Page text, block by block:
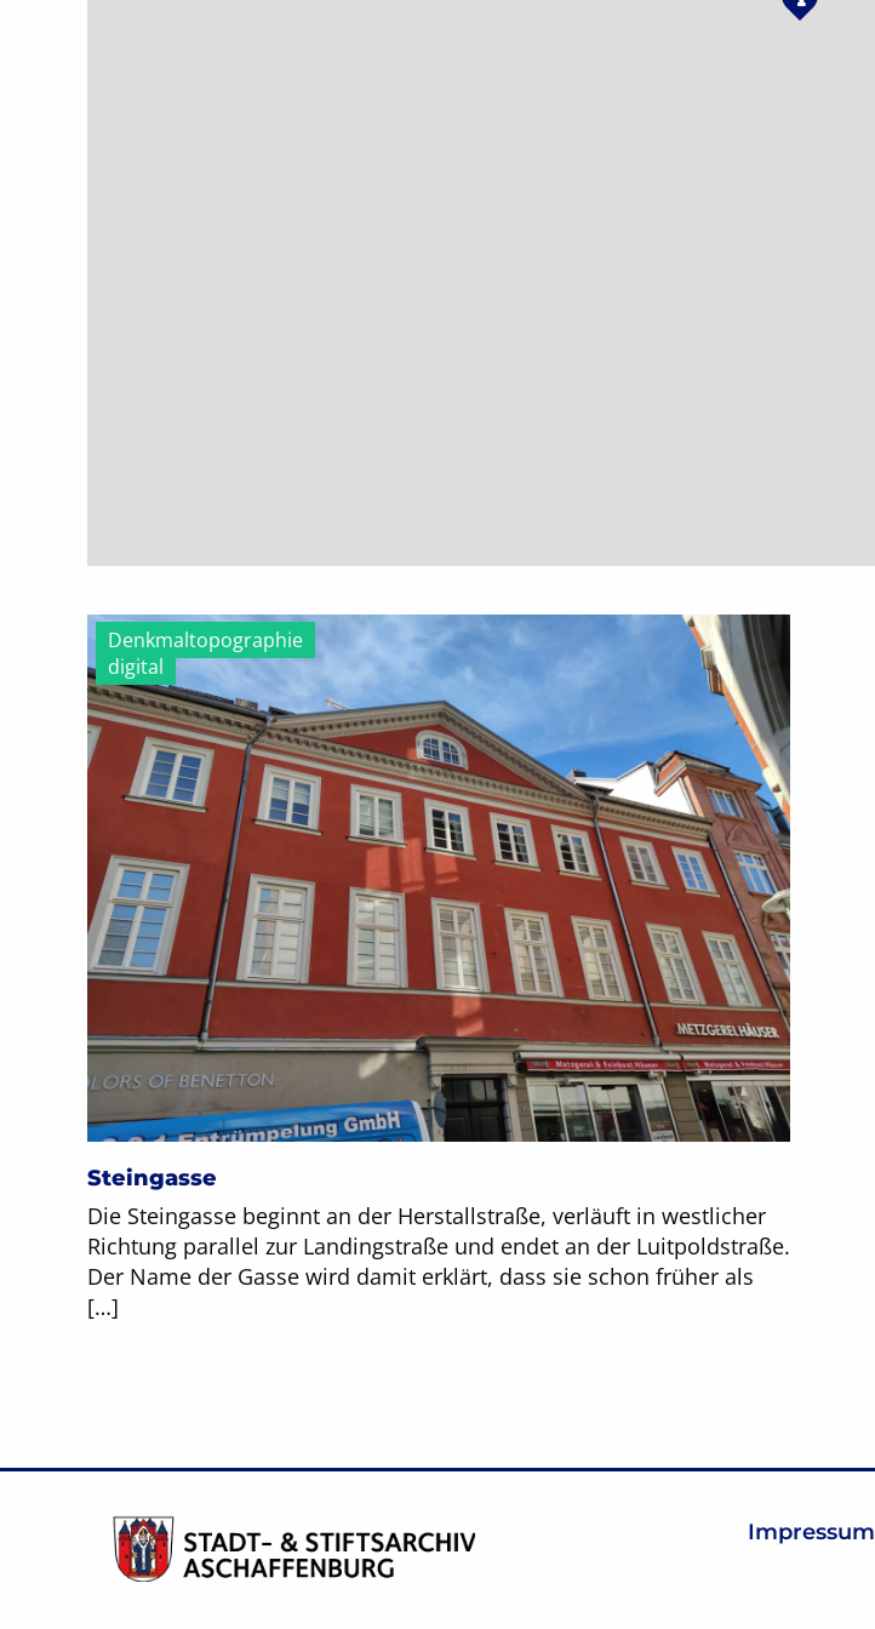
Denkmaltopographie
digital
Steingasse
Die Steingasse beginnt an der Herstallstraße, verläuft in westlicher
Richtung parallel zur Landingstraße und endet an der Luitpoldstraße.
Der Name der Gasse wird damit erklärt, dass sie schon früher als
[…]
Impressum